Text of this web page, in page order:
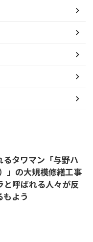
るタワマン「与野ハ
」の大規模修繕工事
と呼ばれる人々が反
もよう